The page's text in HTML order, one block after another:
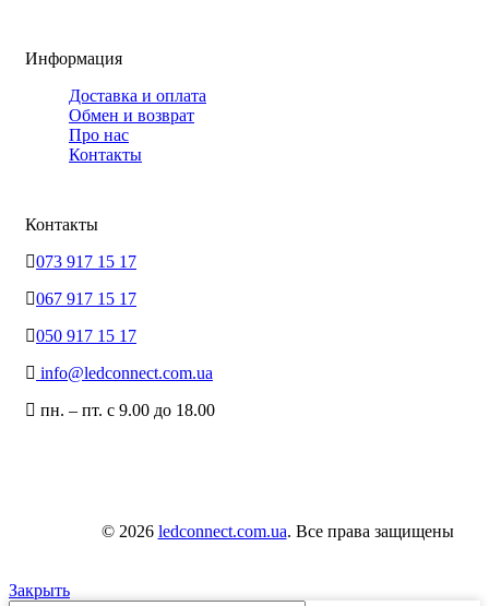
Информация
Доставка и оплата
Обмен и возврат
Про нас
Контакты
Контакты
073 917 15 17
067 917 15 17
050 917 15 17
info@ledconnect.com.ua
пн. – пт. с 9.00 до 18.00
© 2026 ledconnect.com.ua. Все права защищены
Закрыть